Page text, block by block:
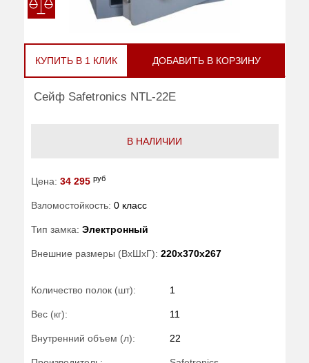
КУПИТЬ В 1 КЛИК ДОБАВИТЬ В КОРЗИНУ
Сейф Safetronics NTL-22E
В НАЛИЧИИ
Цена: 34 295 руб
Взломостойкость: 0 класс
Тип замка: Электронный
Внешние размеры (ВхШхГ): 220x370x267
Количество полок (шт): 1
Вес (кг): 11
Внутренний объем (л): 22